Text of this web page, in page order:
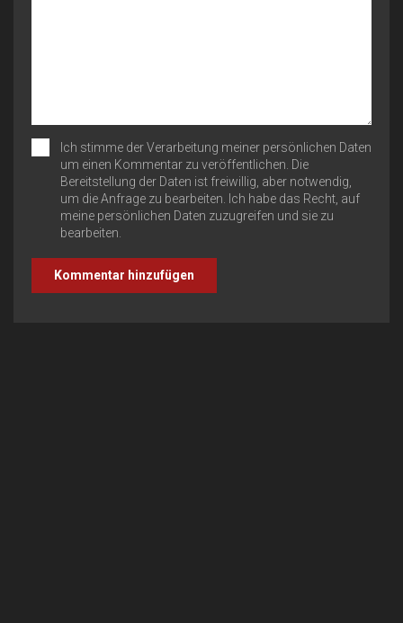
Ich stimme der Verarbeitung meiner persönlichen Daten
um einen Kommentar zu veröffentlichen. Die
Bereitstellung der Daten ist freiwillig, aber notwendig,
um die Anfrage zu bearbeiten. Ich habe das Recht, auf
meine persönlichen Daten zuzugreifen und sie zu
bearbeiten.